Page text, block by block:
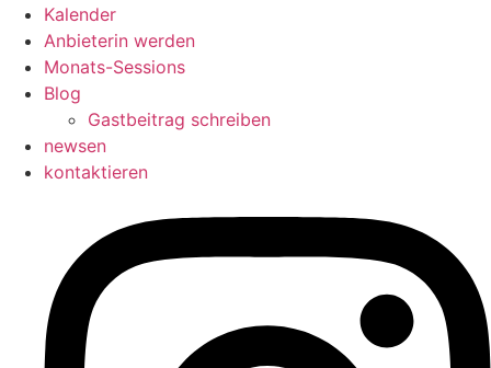
Kalender
Anbieterin werden
Monats-Sessions
Blog
Gastbeitrag schreiben
newsen
kontaktieren